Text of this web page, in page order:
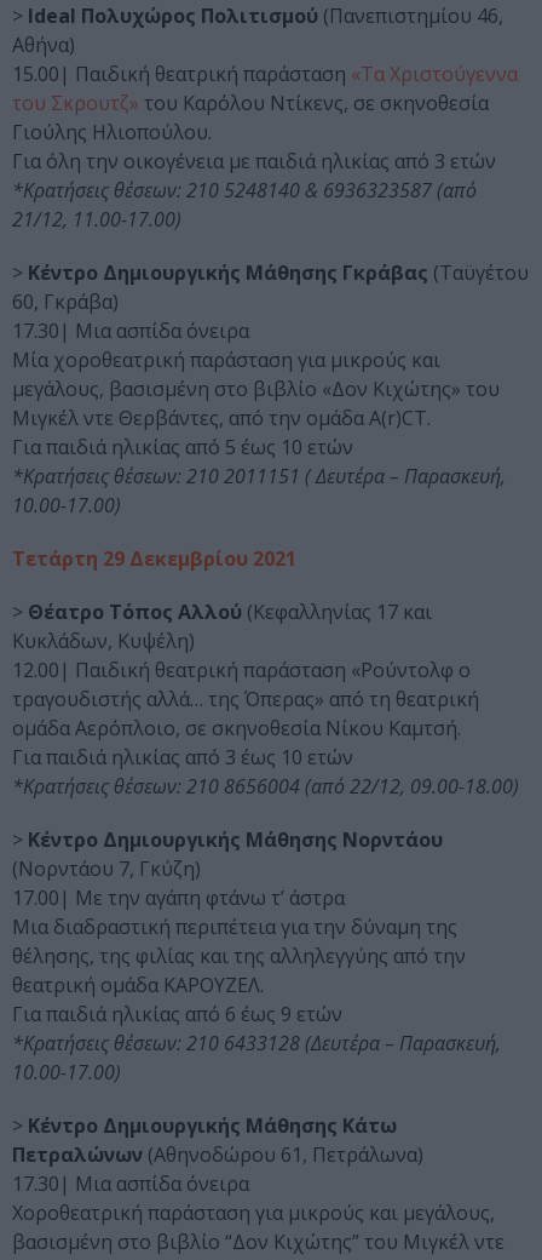
> Ideal Πολυχώρος Πολιτισμού (Πανεπιστημίου 46,
Αθήνα)
15.00| Παιδική θεατρική παράσταση «Τα Χριστούγεννα
του Σκρουτζ» του Καρόλου Ντίκενς, σε σκηνοθεσία
Γιούλης Ηλιοπούλου.
Για όλη την οικογένεια με παιδιά ηλικίας από 3 ετών
*Κρατήσεις θέσεων: 210 5248140 & 6936323587 (από
21/12, 11.00-17.00)
> Κέντρο Δημιουργικής Μάθησης Γκράβας (Ταϋγέτου
60, Γκράβα)
17.30| Μια ασπίδα όνειρα
Μία χοροθεατρική παράσταση για μικρούς και
μεγάλους, βασισμένη στο βιβλίο «Δον Κιχώτης» του
Μιγκέλ ντε Θερβάντες, από την ομάδα A(r)CT.
Για παιδιά ηλικίας από 5 έως 10 ετών
*Κρατήσεις θέσεων: 210 2011151 ( Δευτέρα – Παρασκευή,
10.00-17.00)
Τετάρτη 29 Δεκεμβρίου 2021
> Θέατρο Τόπος Αλλού (Κεφαλληνίας 17 και
Κυκλάδων, Κυψέλη)
12.00| Παιδική θεατρική παράσταση «Ρούντολφ ο
τραγουδιστής αλλά… της Όπερας» από τη θεατρική
ομάδα Αερόπλοιο, σε σκηνοθεσία Νίκου Καμτσή.
Για παιδιά ηλικίας από 3 έως 10 ετών
*Κρατήσεις θέσεων: 210 8656004 (από 22/12, 09.00-18.00)
> Κέντρο Δημιουργικής Μάθησης Νορντάου
(Νορντάου 7, Γκύζη)
17.00| Με την αγάπη φτάνω τ’ άστρα
Μια διαδραστική περιπέτεια για την δύναμη της
θέλησης, της φιλίας και της αλληλεγγύης από την
θεατρική ομάδα ΚΑΡΟΥΖΕΛ.
Για παιδιά ηλικίας από 6 έως 9 ετών
*Κρατήσεις θέσεων: 210 6433128 (Δευτέρα – Παρασκευή,
10.00-17.00)
> Κέντρο Δημιουργικής Μάθησης Κάτω
Πετραλώνων (Αθηνοδώρου 61, Πετράλωνα)
17.30| Μια ασπίδα όνειρα
Χοροθεατρική παράσταση για μικρούς και μεγάλους,
βασισμένη στο βιβλίο “Δον Κιχώτης” του Μιγκέλ ντε